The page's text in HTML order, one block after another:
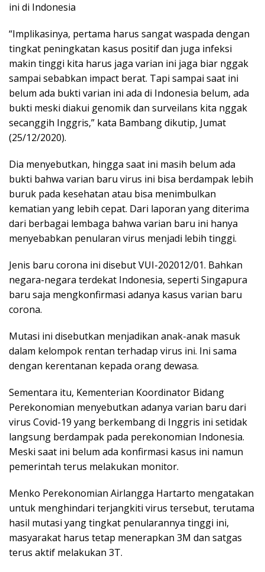
ini di Indonesia
“Implikasinya, pertama harus sangat waspada dengan
tingkat peningkatan kasus positif dan juga infeksi
makin tinggi kita harus jaga varian ini jaga biar nggak
sampai sebabkan impact berat. Tapi sampai saat ini
belum ada bukti varian ini ada di Indonesia belum, ada
bukti meski diakui genomik dan surveilans kita nggak
secanggih Inggris,” kata Bambang dikutip, Jumat
(25/12/2020).
Dia menyebutkan, hingga saat ini masih belum ada
bukti bahwa varian baru virus ini bisa berdampak lebih
buruk pada kesehatan atau bisa menimbulkan
kematian yang lebih cepat. Dari laporan yang diterima
dari berbagai lembaga bahwa varian baru ini hanya
menyebabkan penularan virus menjadi lebih tinggi.
Jenis baru corona ini disebut VUI-202012/01. Bahkan
negara-negara terdekat Indonesia, seperti Singapura
baru saja mengkonfirmasi adanya kasus varian baru
corona.
Mutasi ini disebutkan menjadikan anak-anak masuk
dalam kelompok rentan terhadap virus ini. Ini sama
dengan kerentanan kepada orang dewasa.
Sementara itu, Kementerian Koordinator Bidang
Perekonomian menyebutkan adanya varian baru dari
virus Covid-19 yang berkembang di Inggris ini setidak
langsung berdampak pada perekonomian Indonesia.
Meski saat ini belum ada konfirmasi kasus ini namun
pemerintah terus melakukan monitor.
Menko Perekonomian Airlangga Hartarto mengatakan
untuk menghindari terjangkiti virus tersebut, terutama
hasil mutasi yang tingkat penularannya tinggi ini,
masyarakat harus tetap menerapkan 3M dan satgas
terus aktif melakukan 3T.